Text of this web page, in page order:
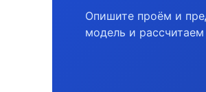
Опишите проём и
модель и